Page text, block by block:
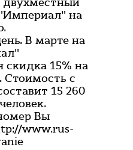
на
В марте на
скидка 15% на
Стоимость с
15 260
Вы
www.rus-